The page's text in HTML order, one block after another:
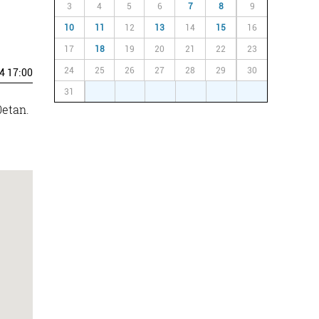
17:00
3 4 5 6 7 8 9
10 11 12 13 14 15 16
17 18 19 20 21 22 23
24 25 26 27 28 29 30
31